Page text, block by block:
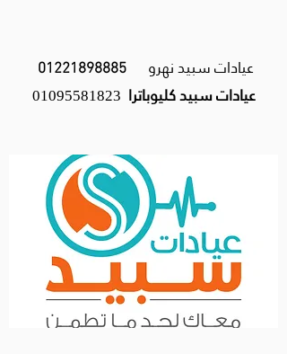
01221898885 عيادات سبيد نهرو
01095581823 عيادات سبيد كليوباترا